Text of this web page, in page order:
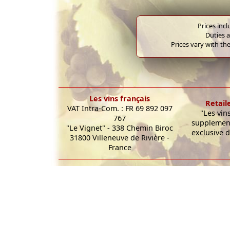
Prices
Duties
Prices vary with
Les vins français
VAT Intra-Com. : FR 69 892 097
767
"Le Vignet" - 338 Chemin Biroc
31800 Villeneuve de Rivière -
France
"Les
exclusive